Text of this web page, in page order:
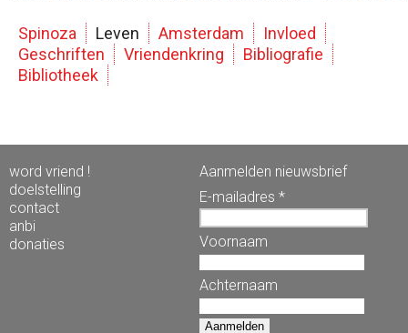
Spinoza Leven Amsterdam
Invloed
Geschriften
Vriendenkring
Bibliografie
Bibliotheek
word vriend !
doelstelling
contact
anbi
donaties
Aanmelden nieuwsbrief
E-mailadres *
Voornaam
Achternaam